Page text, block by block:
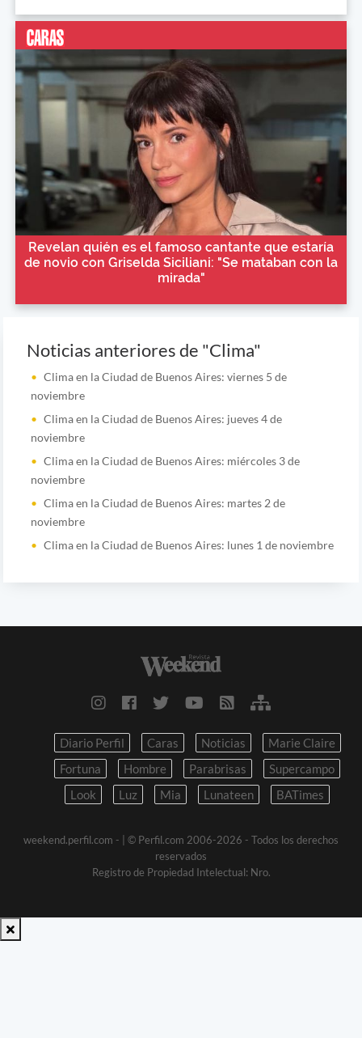
Revelan quién es el famoso cantante que estaría
de novio con Griselda Siciliani: "Se mataban con la
mirada"
Noticias anteriores de "Clima"
Clima en la Ciudad de Buenos Aires: viernes 5 de
noviembre
Clima en la Ciudad de Buenos Aires: jueves 4 de
noviembre
Clima en la Ciudad de Buenos Aires: miércoles 3 de
noviembre
Clima en la Ciudad de Buenos Aires: martes 2 de
noviembre
Clima en la Ciudad de Buenos Aires: lunes 1 de noviembre
Diario Perfil Caras Noticias
Marie Claire
Fortuna
Hombre Parabrisas
Supercampo
Look
Luz Mia Lunateen BATimes
weekend.perfil.com -
| © Perfil.com 2006-2026 - Todos los derechos
reservados
Registro de Propiedad Intelectual: Nro.